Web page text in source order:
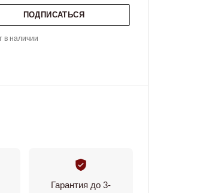
ПОДПИСАТЬСЯ
в наличии
Гарантия до 3-